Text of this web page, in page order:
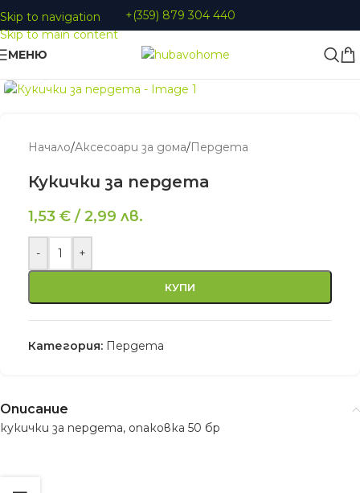
Skip to navigation
Skip to main content
+(359) 879 304 440
МЕНЮ
Начало/Аксесоари за дома/Пердета
Кукички за пердета
1,53 € / 2,99 лв.
- +
КУПИ
Категория: Пердета
Описание
кукички за пердета, опаковка 50 бр